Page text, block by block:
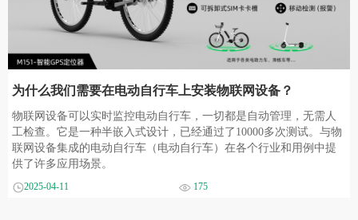
为什么我们需要在电动自行车上安装物联网设备？
物联网设备可以实时监控电动自行车，一切都是自动管理，无需人
工检查。它是一种半嵌入式设计，已经通过了10000多次测试。与物
联网设备集成的电动自行车（电动自行车）在各个行业和用例中提
供了许多应用场景。
2025-04-11 175